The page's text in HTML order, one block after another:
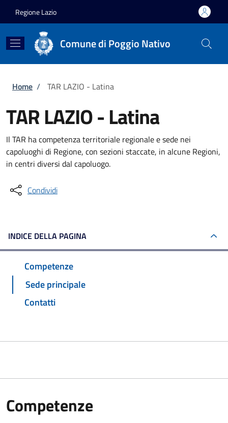
Regione Lazio
Comune di Poggio Nativo
Briciole di pane
Home / TAR LAZIO - Latina
TAR LAZIO - Latina
Il TAR ha competenza territoriale regionale e sede nei
capoluoghi di Regione, con sezioni staccate, in alcune Regioni,
in centri diversi dal capoluogo.
Condividi
INDICE DELLA PAGINA
Competenze
Sede principale
Contatti
Competenze